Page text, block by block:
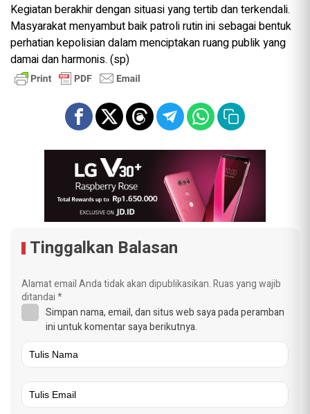
Kegiatan berakhir dengan situasi yang tertib dan terkendali.
Masyarakat menyambut baik patroli rutin ini sebagai bentuk
perhatian kepolisian dalam menciptakan ruang publik yang
damai dan harmonis. (sp)
Tinggalkan Balasan
Alamat email Anda tidak akan dipublikasikan.Ruas yang wajib
ditandai*
Simpan nama, email, dan situs web saya pada peramban
ini untuk komentar saya berikutnya.